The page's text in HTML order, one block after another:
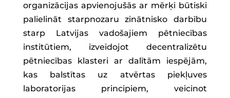
organizācijas apvienojušās ar mērķi būtiski
palielināt starpnozaru zinātnisko darbību
starp Latvijas vadošajiem pētniecības
institūtiem, izveidojot decentralizētu
pētniecības klasteri ar dalītām iespējām,
kas balstītas uz atvērtas piekļuves
laboratorijas principiem, veicinot